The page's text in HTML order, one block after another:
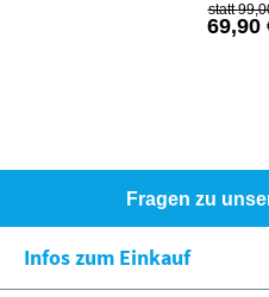
69,90
Fragen zu
Infos zum Einkauf